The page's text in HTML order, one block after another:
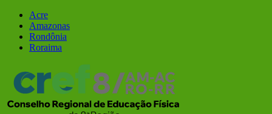
para
conteúdo
Facebook
Instagram
Acre
Amazonas
Rondônia
Roraima